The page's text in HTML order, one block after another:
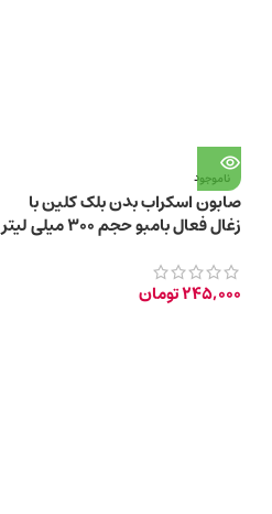
ناموجود
صابون اسکراب بدن بلک کلین با
زغال فعال بامبو حجم 300 میلی لیتر
245,000تومان